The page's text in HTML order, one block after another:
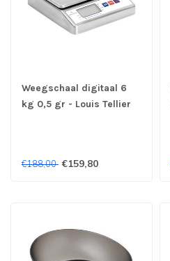
Weegschaal digitaal 6
kg 0,5 gr - Louis Tellier
€188,00 €159,80